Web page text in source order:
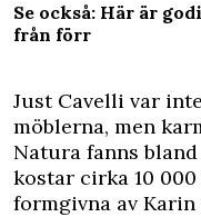
Se också: Här är
från förr
Just Cavelli var
möblerna, men
Natura fanns
kostar cirka 10
formgivna av Karin